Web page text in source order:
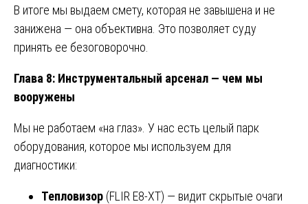
В итоге мы выдаем смету, которая не завышена и не
занижена — она объективна. Это позволяет суду
принять ее безоговорочно.
Глава 8: Инструментальный арсенал — чем мы
вооружены
Мы не работаем «на глаз». У нас есть целый парк
оборудования, которое мы используем для
диагностики:
Тепловизор (FLIR E8-XT) — видит скрытые очаги